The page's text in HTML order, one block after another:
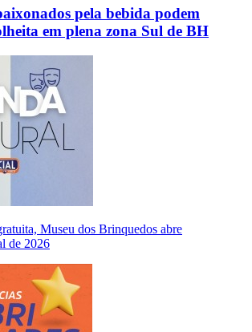
pela bebida podem
em plena zona Sul de BH
Museu dos Brinquedos abre
de 2026